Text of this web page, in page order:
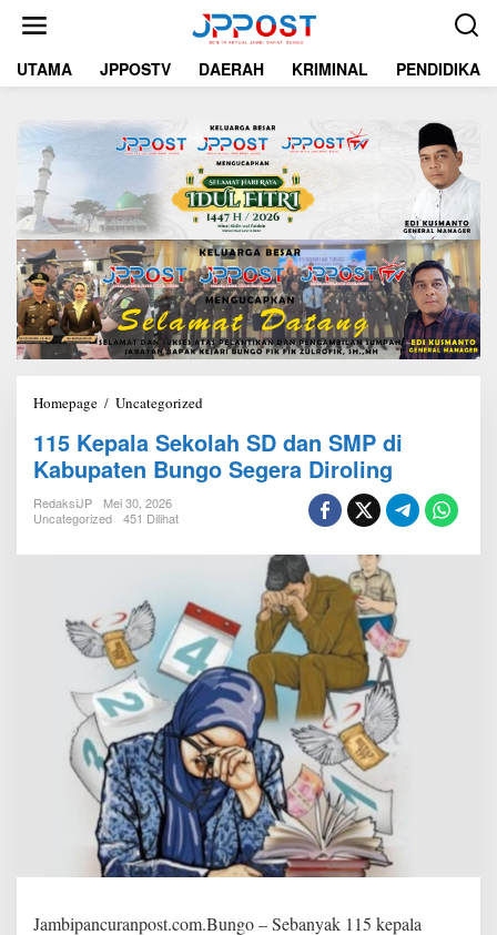
t
UTAMA JPPOSTV DAERAH KRIMINAL PENDIDIKAN
Homepage / Uncategorized
5
K
e
k
o
l
a
h
S
D
d
a
n
S
M
P
d
K
115 Kepala Sekolah SD dan SMP di
Kabupaten Bungo Segera Diroling
RedaksiJP
Mei 30, 2026
Uncategorized
451 Dilihat
Jambipancuranpost.com.Bungo – Sebanyak 115 kepala